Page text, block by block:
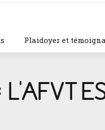
Plaidoyer et